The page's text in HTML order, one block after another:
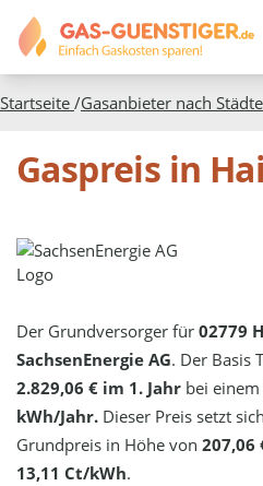
Startseite /Gasanbieter nach
Gaspreis in
Der Grundversorger für02779
SachsenEnergie AG. Der Basis
2.829,06 € im 1. Jahr bei
kWh/Jahr. Dieser Preis setzt
Grundpreis in Höhe von207,06
13,11 Ct/kWh.